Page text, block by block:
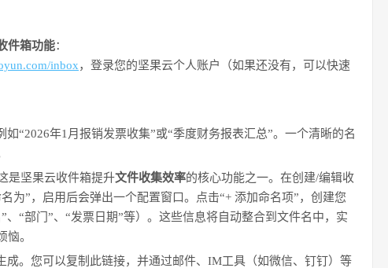
件箱功能：
inbox，登录您的坚果云个人账户（如果还没有，可以快速
“2026年1月报销发票收集”或“季度财务报表汇总”。一个清晰的名
是坚果云收件箱提升文件收集效率的核心功能之一。在创建/编辑收
为”，启用后会弹出一个配置窗口。点击“+ 添加命名项”，创建您
“部门”、“发票日期”等）。这些信息将自动整合到文件名中，实
恼。
成。您可以复制此链接，并通过邮件、IM工具（如微信、钉钉）等